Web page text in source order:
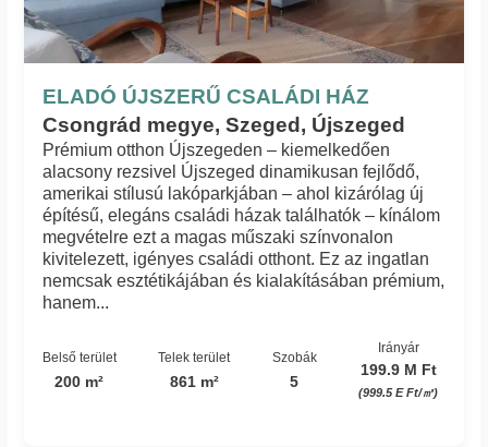
ELADÓ ÚJSZERŰ CSALÁDI HÁZ
Csongrád megye, Szeged, Újszeged
Prémium otthon Újszegeden – kiemelkedően
alacsony rezsivel Újszeged dinamikusan fejlődő,
amerikai stílusú lakóparkjában – ahol kizárólag új
építésű, elegáns családi házak találhatók – kínálom
megvételre ezt a magas műszaki színvonalon
kivitelezett, igényes családi otthont. Ez az ingatlan
nemcsak esztétikájában és kialakításában prémium,
hanem...
Belső terület
200 m²
Telek terület
861 m²
Szobák
5
Irányár
199.9 M Ft
(999.5 E Ft/㎡)